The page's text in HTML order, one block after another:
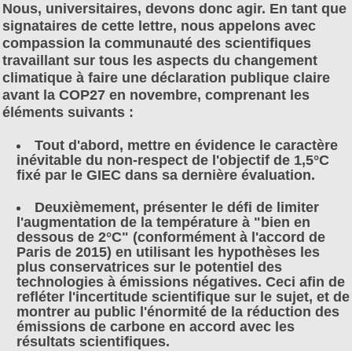
Nous, universitaires, devons donc agir. En tant que
signataires de cette lettre, nous appelons avec
compassion la communauté des scientifiques
travaillant sur tous les aspects du changement
climatique à faire une déclaration publique claire
avant la COP27 en novembre, comprenant les
éléments suivants :
Tout d'abord, mettre en évidence le caractère
inévitable du non-respect de l'objectif de 1,5°C
fixé par le GIEC dans sa dernière évaluation.
Deuxièmement, présenter le défi de limiter
l'augmentation de la température à "bien en
dessous de 2°C" (conformément à l'accord de
Paris de 2015) en utilisant les hypothèses les
plus conservatrices sur le potentiel des
technologies à émissions négatives. Ceci afin de
refléter l'incertitude scientifique sur le sujet, et de
montrer au public l'énormité de la réduction des
émissions de carbone en accord avec les
résultats scientifiques.